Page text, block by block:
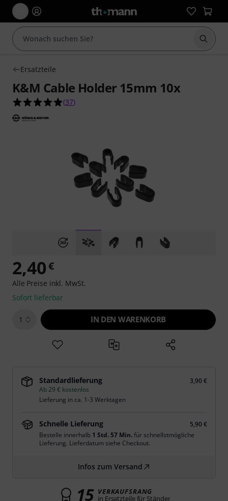
Suche
Ersatzteile
K&M Cable Holder 15mm 10x
4.9 von 5 Sternen aus 37 Kundenbewertungen
(37)
2,40€
Alle Preise inkl. MwSt.
Sofort lieferbar
1 IN DEN WARENKORB
Standardlieferung
3,90 €
Ab 29 € kostenlos
Lieferung in ca. 1-3 Werktagen
Schnelle Lieferung
5,90 €
Bestelle innerhalb 1 Std. 57 Min.für schnellstmögliche
Lieferung. Lieferdatum siehe Checkout.
Infos zum Versand
15 VERKAUFSRANG
in Ersatzteile für Ständer